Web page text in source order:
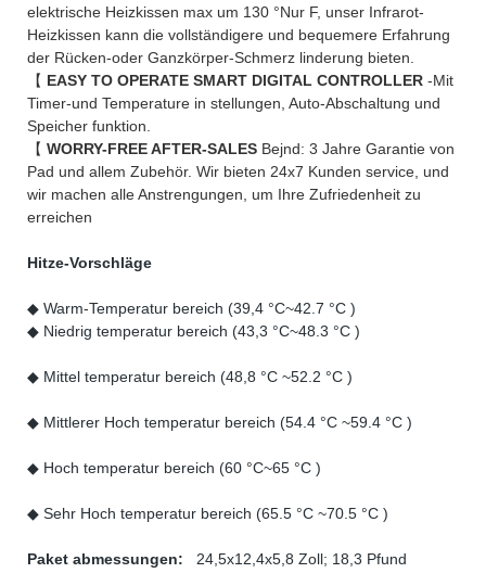
elektrische Heizkissen max um 130 °Nur F, unser Infrarot-
Heizkissen kann die vollständigere und bequemere Erfahrung
der Rücken-oder Ganzkörper-Schmerz linderung bieten.
【 EASY TO OPERATE SMART DIGITAL CONTROLLER -Mit
Timer-und Temperature in stellungen, Auto-Abschaltung und
Speicher funktion.
【 WORRY-FREE AFTER-SALES Bejnd: 3 Jahre Garantie von
Pad und allem Zubehör. Wir bieten 24x7 Kunden service, und
wir machen alle Anstrengungen, um Ihre Zufriedenheit zu
erreichen
Hitze-Vorschläge
◆ Warm-Temperatur bereich (39,4 °C~42.7 °C )
◆ Niedrig temperatur bereich (43,3 °C~48.3 °C )
◆ Mittel temperatur bereich (48,8 °C ~52.2 °C )
◆ Mittlerer Hoch temperatur bereich (54.4 °C ~59.4 °C )
◆ Hoch temperatur bereich (60 °C~65 °C )
◆ Sehr Hoch temperatur bereich (65.5 °C ~70.5 °C )
Paket abmessungen: 24,5x12,4x5,8 Zoll; 18,3 Pfund